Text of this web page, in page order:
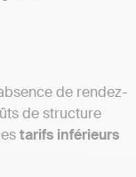
de rendez-
de structure
tarifs inférieurs